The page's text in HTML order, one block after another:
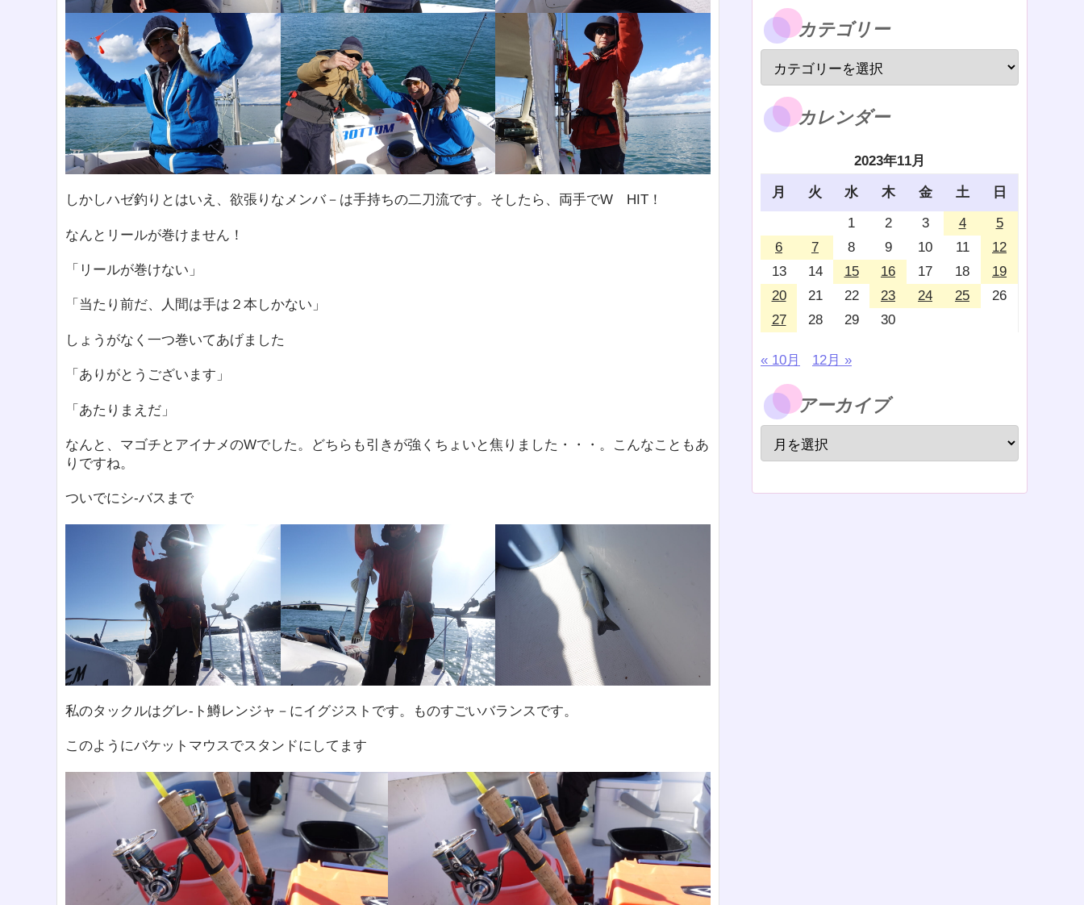
しかしハゼ釣りとはいえ、欲張りなメンバ－は手持ちの二刀流です。そしたら、両手でW HIT！
なんとリールが巻けません！
「リールが巻けない」
「当たり前だ、人間は手は２本しかない」
しょうがなく一つ巻いてあげました
「ありがとうございます」
「あたりまえだ」
なんと、マゴチとアイナメのWでした。どちらも引きが強くちょいと焦りました・・・。こんなこともあ
りですね。
ついでにシ-バスまで
私のタックルはグレ-ト鱒レンジャ－にイグジストです。ものすごいバランスです。
このようにバケットマウスでスタンドにしてます
カテゴリー
カレンダー
2023年11月
月 火 水 木 金 土
日
1
2 3 4
5
6
7 8 9 10 11
12
13
14 15 16 17 18
19
20
21 22 23 24 25
26
27
28 29 30
« 10月 12月 »
アーカイブ